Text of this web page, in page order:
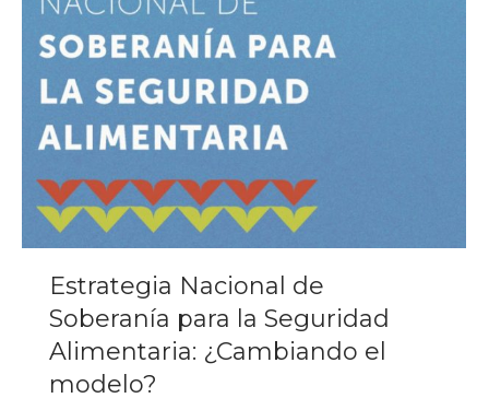
Estrategia Nacional de
Soberanía para la Seguridad
Alimentaria: ¿Cambiando el
modelo?